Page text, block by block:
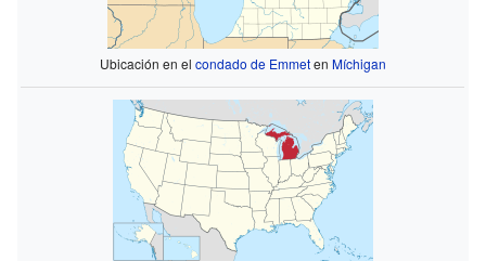
Ubicación en el condado de Emmeten Míchigan